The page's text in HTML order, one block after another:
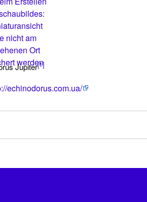
nicht am
Ort
werden
Jupiter[1]
echinodorus.com.ua/